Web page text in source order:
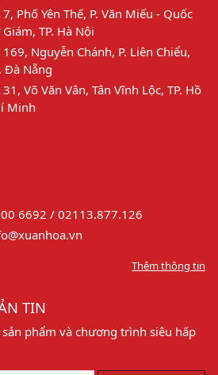
7, Phố Yên Thế, P. Văn Miếu - Quốc
Giám, TP. Hà Nội
169, Nguyễn Chánh, P. Liên Chiểu,
Đà Nẵng
31, Võ Văn Vân, Tân Vĩnh Lộc, TP. Hồ
Minh
6692 / 02113.877.126
Thêm thông tin
TIN
phẩm và chương trình siêu hấp